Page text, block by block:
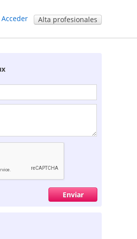
Acceder Alta profesionales